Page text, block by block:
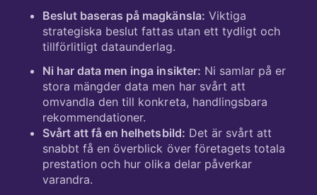
Beslut baseras på magkänsla: Viktiga
strategiska beslut fattas utan ett tydligt och
tillförlitligt dataunderlag.
Ni har data men inga insikter: Ni samlar på er
stora mängder data men har svårt att
omvandla den till konkreta, handlingsbara
rekommendationer.
Svårt att få en helhetsbild: Det är svårt att
snabbt få en överblick över företagets totala
prestation och hur olika delar påverkar
varandra.